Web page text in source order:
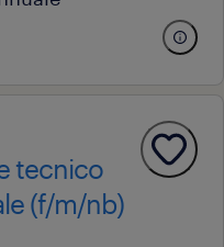
tecnico
(f/m/nb)